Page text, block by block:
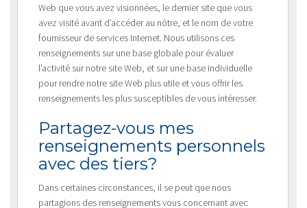
Web que vous avez visionnées, le dernier site que vous
avez visité avant d’accéder au nôtre, et le nom de votre
fournisseur de services Internet. Nous utilisons ces
renseignements sur une base globale pour évaluer
l’activité sur notre site Web, et sur une base individuelle
pour rendre notre site Web plus utile et vous offrir les
renseignements les plus susceptibles de vous intéresser.
Partagez-vous mes
renseignements personnels
avec des tiers?
Dans certaines circonstances, il se peut que nous
partagions des renseignements vous concernant avec